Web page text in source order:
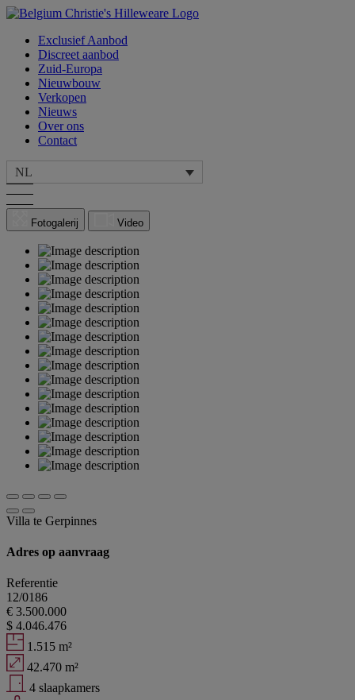
Exclusief Aanbod
Discreet aanbod
Zuid-Europa
Nieuwbouw
Verkopen
Nieuws
Over ons
Contact
NL
Fotogalerij Video
Villa te Gerpinnes
Adres op aanvraag
Referentie
12/0186
€ 3.500.000
$ 4.046.476
1.515 m²
42.470 m²
4 slaapkamers